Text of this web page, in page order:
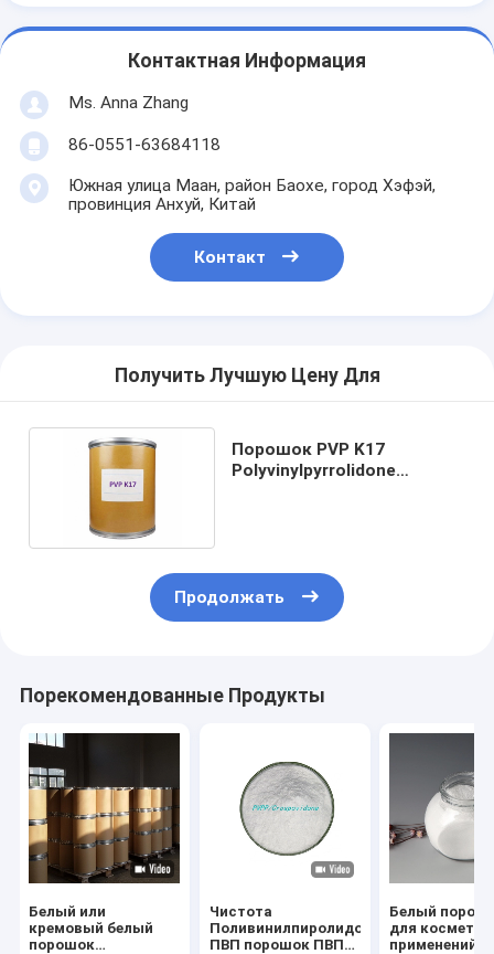
Контактная Информация
Ms. Anna Zhang
86-0551-63684118
Южная улица Маан, район Баохе, город Хэфэй,
провинция Анхуй, Китай
Контакт
Получить Лучшую Цену Для
Порошок PVP K17
Polyvinylpyrrolidone
Продолжать
Порекомендованные Продукты
Белый или
кремовый белый
порошок
Чистота
Поливинилпиролидон
ПВП порошок ПВП
Белый
для
применений